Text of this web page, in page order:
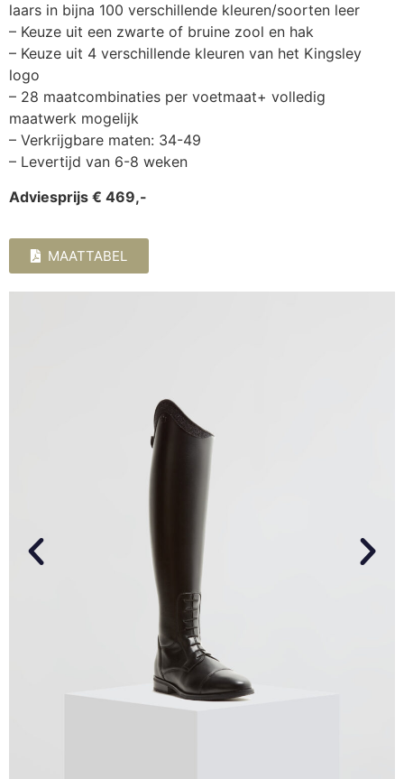
laars in bijna 100 verschillende kleuren/soorten leer
– Keuze uit een zwarte of bruine zool en hak
– Keuze uit 4 verschillende kleuren van het Kingsley
logo
– 28 maatcombinaties per voetmaat+ volledig
maatwerk mogelijk
– Verkrijgbare maten: 34-49
– Levertijd van 6-8 weken
Adviesprijs € 469,-
MAATTABEL